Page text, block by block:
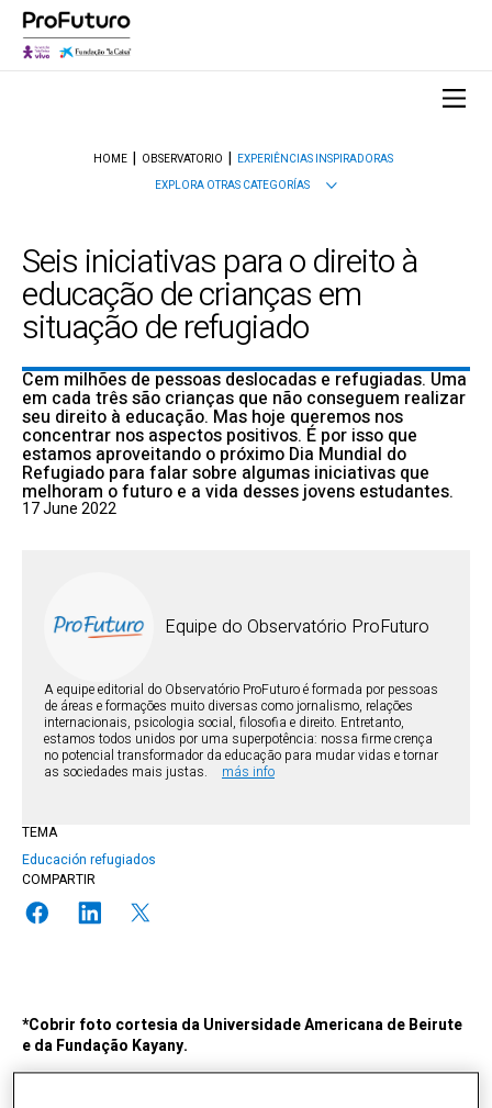
HOME OBSERVATORIO
EXPERIÊNCIAS INSPIRADORAS
EXPLORA OTRAS CATEGORÍAS
Seis iniciativas para o direito à
educação de crianças em
situação de refugiado
Cem milhões de pessoas deslocadas e refugiadas. Uma
em cada três são crianças que não conseguem realizar
seu direito à educação. Mas hoje queremos nos
concentrar nos aspectos positivos. É por isso que
estamos aproveitando o próximo Dia Mundial do
Refugiado para falar sobre algumas iniciativas que
melhoram o futuro e a vida desses jovens estudantes.
17 June 2022
Equipe do Observatório ProFuturo
A equipe editorial do Observatório ProFuturo é formada por pessoas
de áreas e formações muito diversas como jornalismo, relações
internacionais, psicologia social, filosofia e direito. Entretanto,
estamos todos unidos por uma superpotência: nossa firme crença
no potencial transformador da educação para mudar vidas e tornar
as sociedades mais justas.
más info
TEMA
Educación refugiados
COMPARTIR
*Cobrir foto cortesia da Universidade Americana de Beirute
e da Fundação Kayany.
Até o final de 2021, de acordo com orelatório anual de